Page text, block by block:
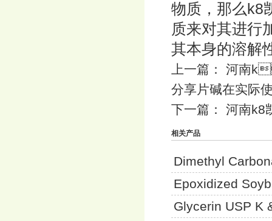
物质，那么k8
质来对其进行
其本身的溶解
上一篇：
河南
分享片碱在实际
下一篇：
河南k8
相关产品
Dimethyl
Epoxidized
Glycerin USP K